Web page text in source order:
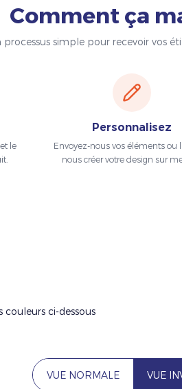
Comment ça
processus simple pour recevoir vos
le
Personnalisez
Envoyez-nous vos éléments ou
nous créer votre design sur
couleurs ci-dessous
VUE NORMALE VUE